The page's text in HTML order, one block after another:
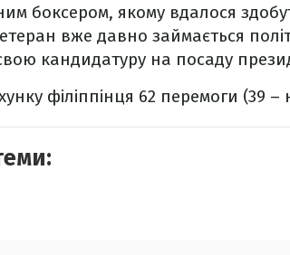
боксером, якому вдалося
вже давно займається
кандидатуру на посаду
філіппінця 62 перемоги (39